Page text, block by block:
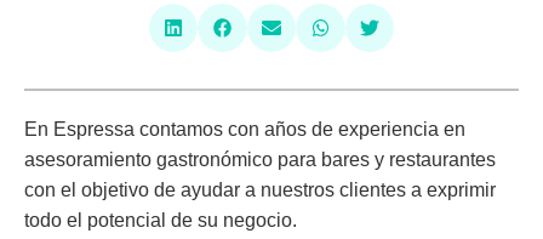
En Espressa contamos con años de experiencia en
asesoramiento gastronómico para bares y restaurantes
con el objetivo de ayudar a nuestros clientes a exprimir
todo el potencial de su negocio.